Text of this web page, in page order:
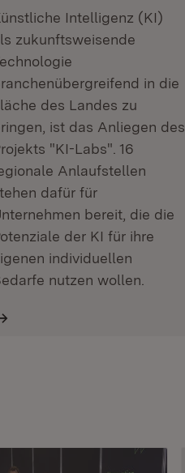
Intelligenz (KI)
zukunftsweisende
in die
des Landes zu
ist das Anliegen des
"KI-Labs". 16
Anlaufstellen
dafür für
bereit, die die
der KI für ihre
individuellen
nutzen wollen.